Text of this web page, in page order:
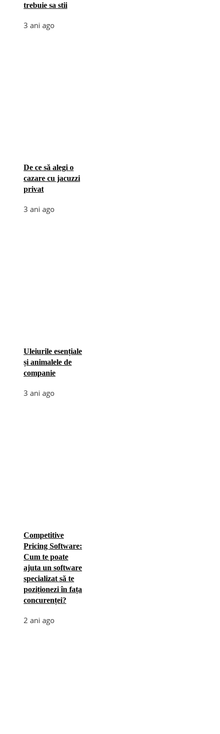
trebuie sa stii
3 ani ago
De ce să alegi o
cazare cu jacuzzi
privat
3 ani ago
Uleiurile esențiale
și animalele de
companie
3 ani ago
Competitive
Pricing Software:
Cum te poate
ajuta un software
specializat să te
poziționezi în fața
concurenței?
2 ani ago